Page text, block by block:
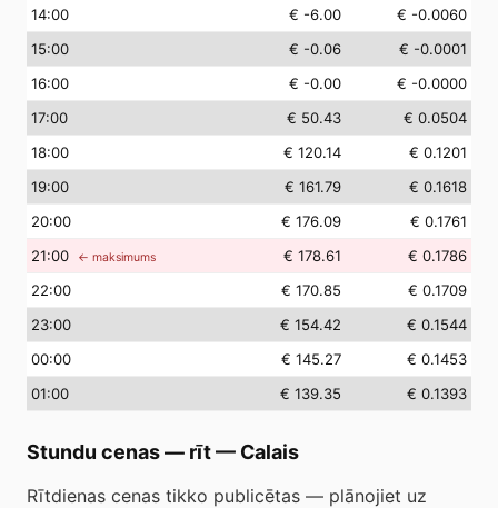
14:00 € -6.00
€ -0.0060
15:00 € -0.06
€ -0.0001
16:00 € -0.00
€ -0.0000
17:00 € 50.43
€ 0.0504
18:00 € 120.14
€ 0.1201
19:00 € 161.79
€ 0.1618
20:00 € 176.09
€ 0.1761
21:00 ← maksimums € 178.61
€ 0.1786
22:00 € 170.85
€ 0.1709
23:00 € 154.42
€ 0.1544
00:00 € 145.27
€ 0.1453
01:00 € 139.35 € 0.1393
Stundu cenas — rīt— Calais
Rītdienas cenas tikko publicētas — plānojiet uz